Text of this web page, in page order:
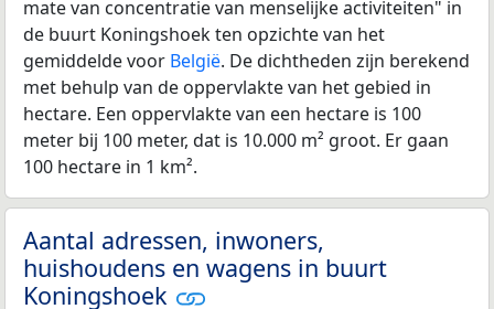
mate van concentratie van menselijke activiteiten" in
de buurt Koningshoek ten opzichte van het
gemiddelde voor België. De dichtheden zijn berekend
met behulp van de oppervlakte van het gebied in
hectare. Een oppervlakte van een hectare is 100
meter bij 100 meter, dat is 10.000 m² groot. Er gaan
100 hectare in 1 km².
Aantal adressen, inwoners,
huishoudens en wagens in buurt
Koningshoek